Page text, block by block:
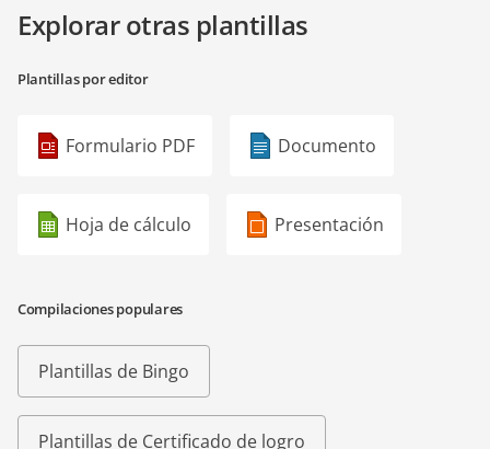
Explorar otras plantillas
Plantillas por editor
Formulario PDF Documento
Hoja de cálculo Presentación
Compilaciones populares
Plantillas de Bingo
Plantillas de Certificado de logro